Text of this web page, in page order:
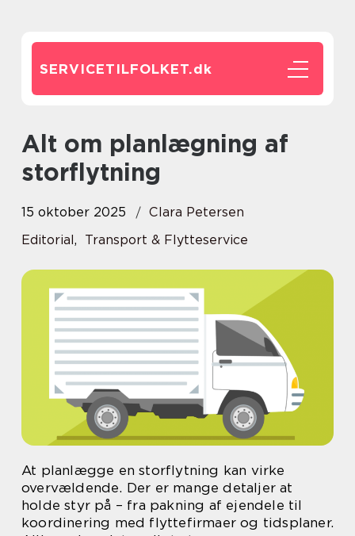
SERVICETILFOLKET.dk
Alt om planlægning af
storflytning
15 oktober 2025
Clara Petersen
Editorial, Transport & Flytteservice
At planlægge en storflytning kan virke
overvældende. Der er mange detaljer at
holde styr på – fra pakning af ejendele til
koordinering med flyttefirmaer og tidsplaner.